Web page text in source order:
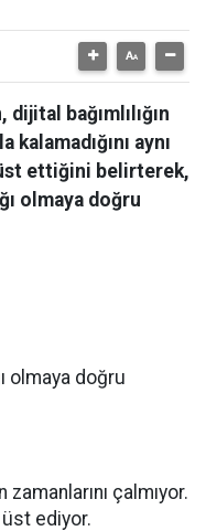
bağımlılığın
kalamadığını aynı
ettiğini belirterek,
olmaya doğru
olmaya doğru
zamanlarını çalmıyor.
üst ediyor.